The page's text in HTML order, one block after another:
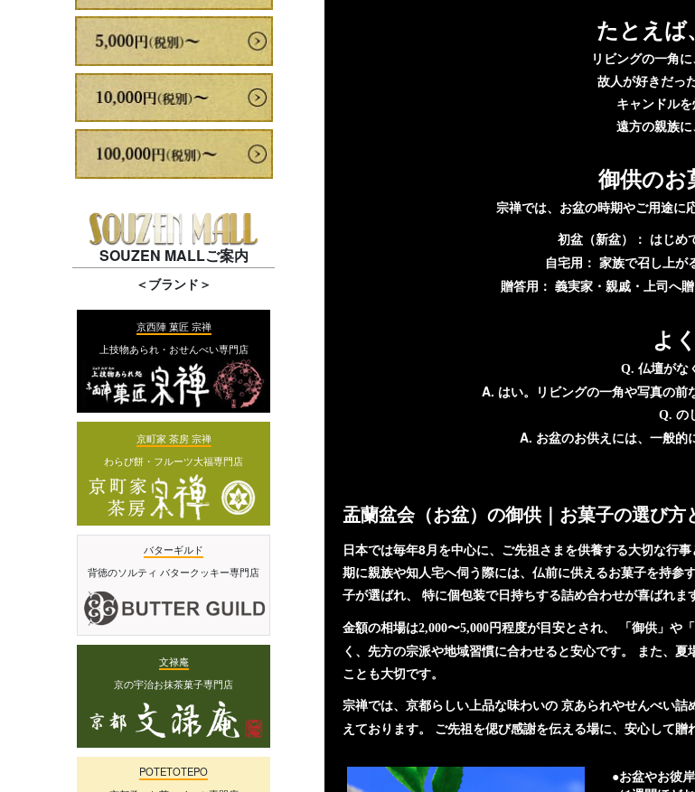
SOUZEN MALLご案内
＜ブランド＞
京西陣 菓匠 宗禅
上技物あられ・おせんべい専門店
京町家 茶房 宗禅
わらび餅・フルーツ大福専門店
バターギルド
背徳のソルティ バタークッキー専門店
文禄庵
京の宇治お抹茶菓子専門店
POTETOTEPO
たとえば
リビングの一角
故人が好きだっ
キャンドル
遠方の親族
御供のお
宗禅では、お盆の時期やご用途に
初盆（新盆）： はじめ
自宅用： 家族で召し上が
贈答用： 義実家・親戚・上司へ
よ
Q. 仏壇がな
A. はい。リビングの一角や写真の前
Q. の
A. お盆のお供えには、一般的
盂蘭盆会（お盆）の御供｜お菓子の選び方
日本では毎年8月を中心に、ご先祖さまを供養する大切な行
期に親族や知人宅へ伺う際には、仏前に供えるお菓子を持
子が選ばれ、 特に個包装で日持ちする詰め合わせが喜ばれま
金額の相場は2,000〜5,000円程度が目安とされ、 「御供」や
く、先方の宗派や地域習慣に合わせると安心です。 また、
ことも大切です。
宗禅では、京都らしい上品な味わいの 京あられやせんべい詰
えております。 ご先祖を偲び感謝を伝える場に、安心して贈
●お盆やお彼